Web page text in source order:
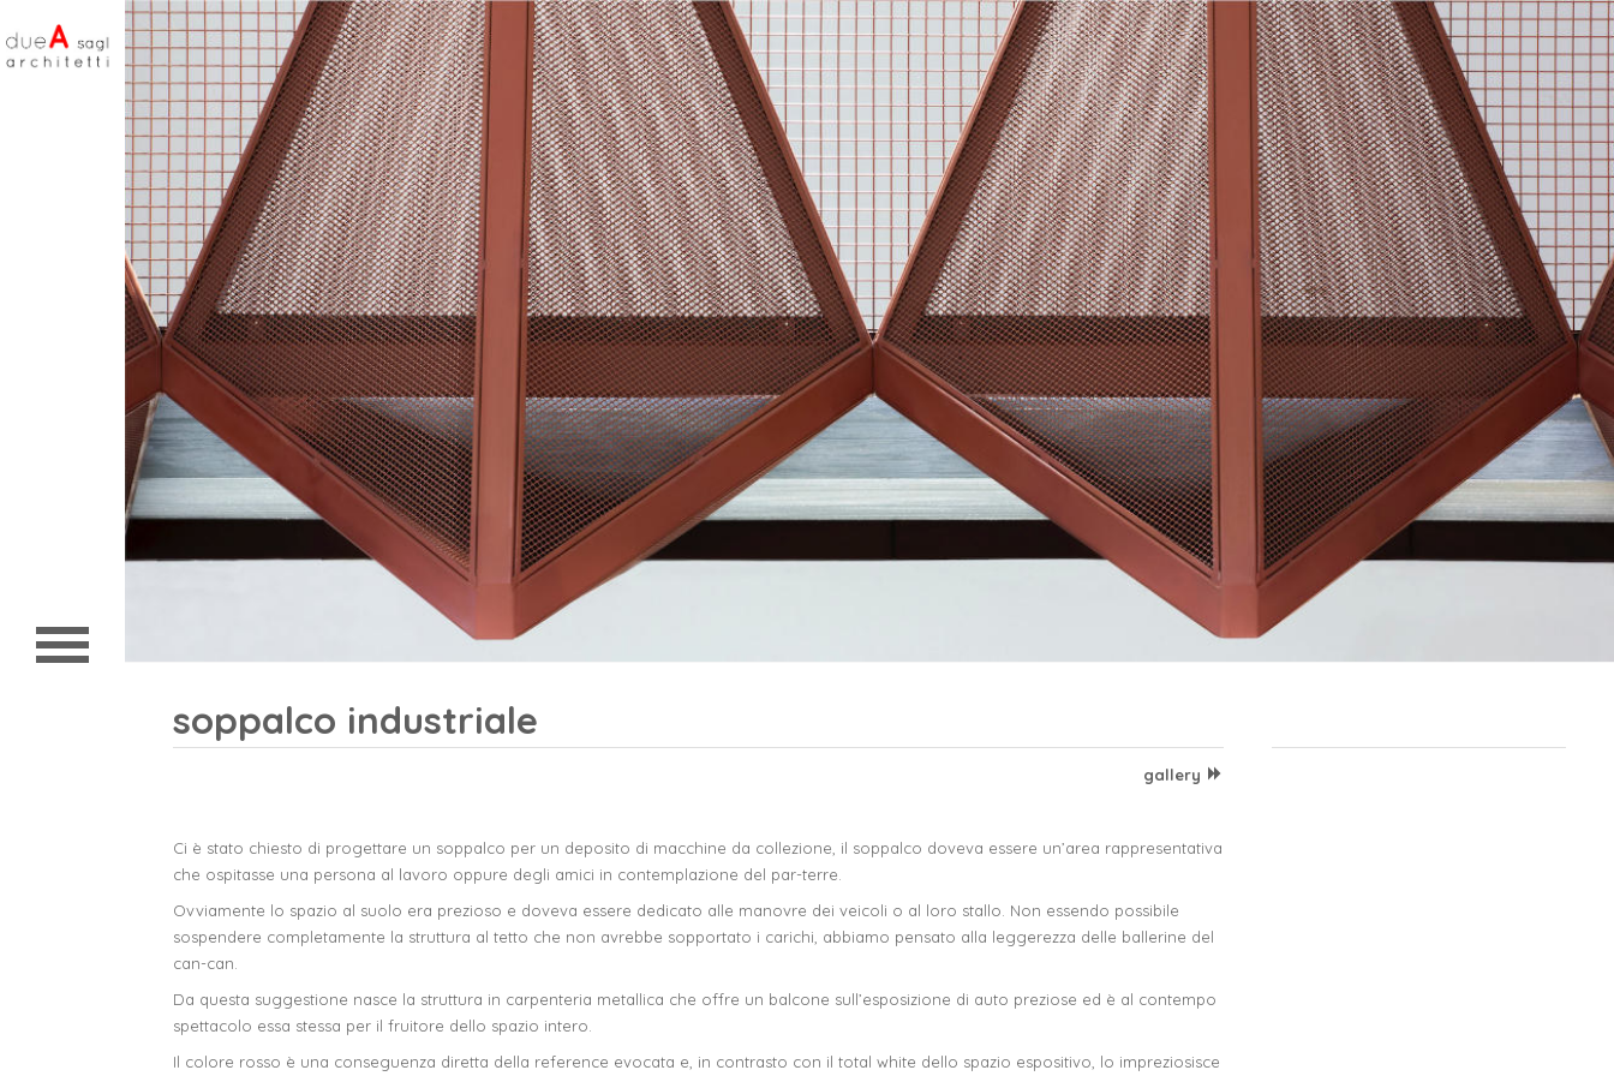
progetti
contatto
dueA architetti sagl
soppalco industriale
gallery
Ci è stato chiesto di progettare un soppalco per un deposito di macchine da collezione, il soppalco doveva essere un’area rappresentativa
che ospitasse una persona al lavoro oppure degli amici in contemplazione del par-terre.
Ovviamente lo spazio al suolo era prezioso e doveva essere dedicato alle manovre dei veicoli o al loro stallo. Non essendo possibile
sospendere completamente la struttura al tetto che non avrebbe sopportato i carichi, abbiamo pensato alla leggerezza delle ballerine del
can-can.
Da questa suggestione nasce la struttura in carpenteria metallica che offre un balcone sull’esposizione di auto preziose ed è al contempo
spettacolo essa stessa per il fruitore dello spazio intero.
Il colore rosso è una conseguenza diretta della reference evocata e, in contrasto con il total white dello spazio espositivo, lo impreziosisce